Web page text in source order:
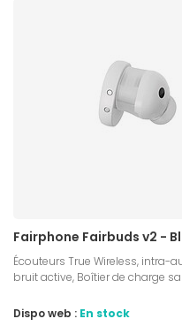
Fairphone Fairbuds v2 -
Écouteurs True Wireless, intra-
bruit active, Boîtier de charge
Dispo web : En stock